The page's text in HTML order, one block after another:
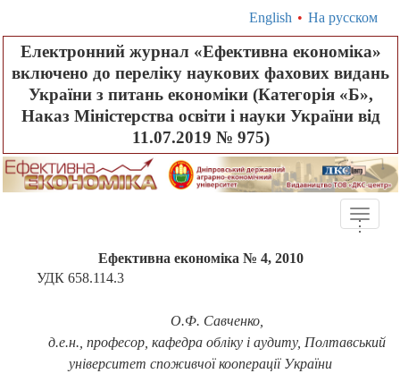
English • На русском
Електронний журнал «Ефективна економіка»
включено до переліку наукових фахових видань
України з питань економіки (Категорія «Б»,
Наказ Міністерства освіти і науки України від
11.07.2019 № 975)
Toggle
...
Ефективна економіка № 4, 2010
УДК 658.114.3
О.Ф. Савченко,
д.е.н., професор, кафедра обліку і аудиту, Полтавський
університет споживчої кооперації України